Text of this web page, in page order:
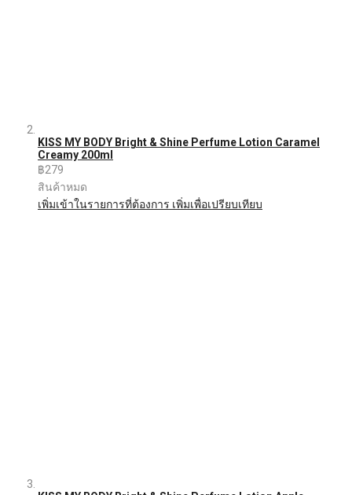
KISS MY BODY Bright & Shine Perfume Lotion Caramel
Creamy 200ml
฿279
สินค้าหมด
เพิ่มเข้าในรายการที่ต้องการ เพิ่มเพื่อเปรียบเทียบ